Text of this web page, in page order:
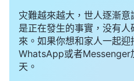
灾難越來越大，世人逐漸
是正在發生的事實，没有
來。如果你想和家人一起
WhatsApp或者Messenger
天。